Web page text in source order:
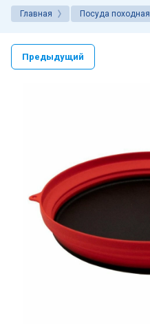
Главная Посуда походная
Предыдущий